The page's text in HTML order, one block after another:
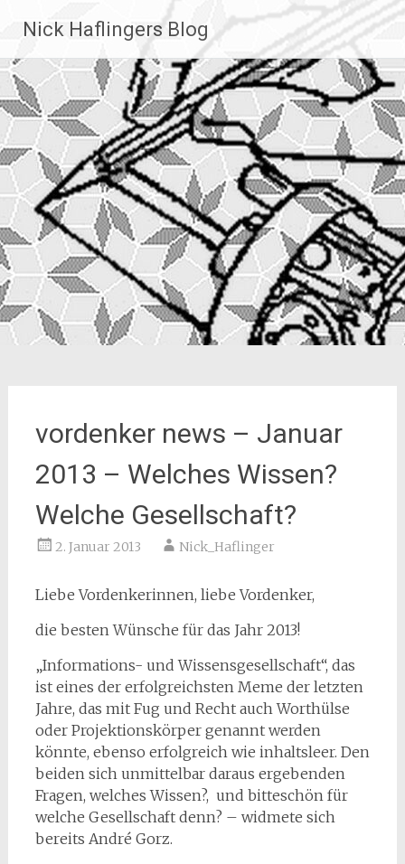
Inhalt
springen
Nick Haflingers Blog
vordenker news – Januar
2013 – Welches Wissen?
Welche Gesellschaft?
2. Januar 2013 Nick_Haflinger
Liebe Vordenkerinnen, liebe Vordenker,
die besten Wünsche für das Jahr 2013!
„Informations- und Wissensgesellschaft“, das
ist eines der erfolgreichsten Meme der letzten
Jahre, das mit Fug und Recht auch Worthülse
oder Projektionskörper genannt werden
könnte, ebenso erfolgreich wie inhaltsleer. Den
beiden sich unmittelbar daraus ergebenden
Fragen, welches Wissen?, und bitteschön für
welche Gesellschaft denn? – widmete sich
bereits André Gorz.